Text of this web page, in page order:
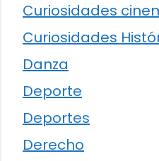
Curiosidades
Curiosidades
Danza
Deporte
Deportes
Derecho